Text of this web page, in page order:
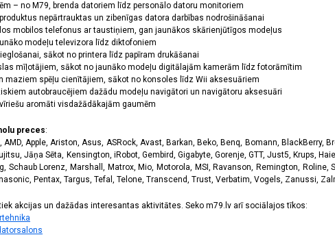
– no M79, brenda datoriem līdz personālo datoru monitoriem
nepārtrauktas un zibenīgas datora darbības nodrošināšanai
mobilos telefonus ar taustiņiem, gan jaunākos skārienjūtīgos modeļus
modeļu televizora līdz diktofoniem
sākot no printera līdz papīram drukāšanai
mīļotājiem, sākot no jaunāko modeļu digitālajām kamerām līdz fotorāmītim
maziem spēļu cienītājiem, sākot no konsoles līdz Wii aksesuāriem
autobraucējiem dažādu modeļu navigātori un navigātoru aksesuāri
aromāti visdažādākajām gaumēm
preces:
AMD, Apple, Ariston, Asus, ASRock, Avast, Barkan, Beko, Benq, Bomann, BlackBerry,
Jāņa Sēta, Kensington, iRobot, Gembird, Gigabyte, Gorenje, GTT, Just5, Krups,
Schaub Lorenz, Marshall, Matrox, Mio, Motorola, MSI, Ravanson, Remington, Roline,
Pentax, Targus, Tefal, Telone, Transcend, Trust, Verbatim, Vogels, Zanussi,
akcijas un dažādas interesantas aktivitātes. Seko m79.lv arī sociālajos tīkos: